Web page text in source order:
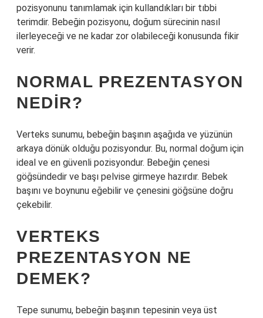
pozisyonunu tanımlamak için kullandıkları bir tıbbi
terimdir. Bebeğin pozisyonu, doğum sürecinin nasıl
ilerleyeceği ve ne kadar zor olabileceği konusunda fikir
verir.
NORMAL PREZENTASYON
NEDIR?
Verteks sunumu, bebeğin başının aşağıda ve yüzünün
arkaya dönük olduğu pozisyondur. Bu, normal doğum için
ideal ve en güvenli pozisyondur. Bebeğin çenesi
göğsündedir ve başı pelvise girmeye hazırdır. Bebek
başını ve boynunu eğebilir ve çenesini göğsüne doğru
çekebilir.
VERTEKS
PREZENTASYON NE
DEMEK?
Tepe sunumu, bebeğin başının tepesinin veya üst